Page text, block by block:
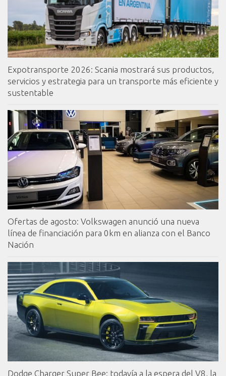
Expotransporte 2026: Scania mostrará sus productos,
servicios y estrategia para un transporte más eficiente y
sustentable
Ofertas de agosto: Volkswagen anunció una nueva
línea de financiación para 0km en alianza con el Banco
Nación
Dodge Charger Super Bee: todavía a la espera del V8, la